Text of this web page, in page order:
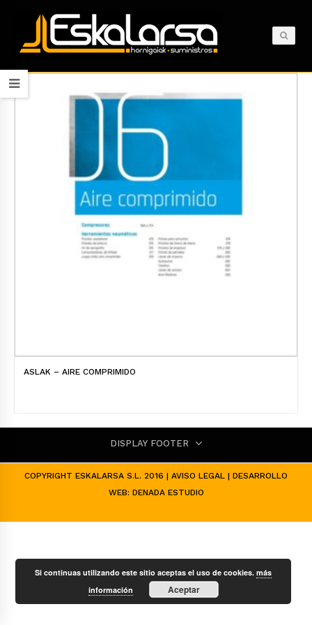
ASLAK – AIRE COMPRIMIDO
DISPLAY FOOTER
COPYRIGHT ESKALARSA S.L. 2016 | AVISO LEGAL | DESARROLLO
WEB: DENADA ESTUDIO
Si continuas utilizando este sitio aceptas el uso de cookies.más
información
Aceptar